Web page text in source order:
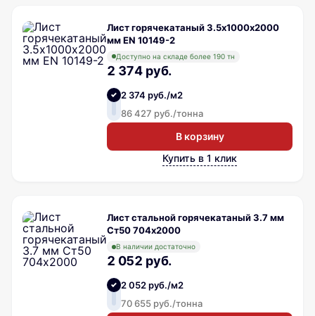
Лист горячекатаный 3.5х1000х2000
мм EN 10149-2
Доступно на складе более 190 тн
2 374 руб.
2 374 руб./м2
86 427 руб./тонна
В корзину
Купить в 1 клик
Лист стальной горячекатаный 3.7 мм
Ст50 704х2000
В наличии достаточно
2 052 руб.
2 052 руб./м2
70 655 руб./тонна